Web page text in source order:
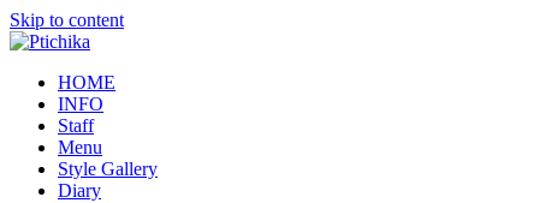
Skip to content
HOME
INFO
Staff
Menu
Style Gallery
Diary